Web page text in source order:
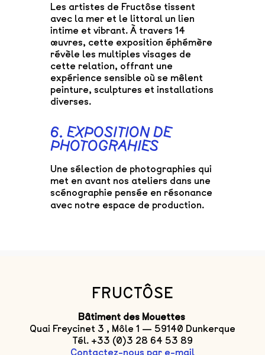
Les artistes de Fructôse tissent
avec la mer et le littoral un lien
intime et vibrant. À travers 14
œuvres, cette exposition éphémère
révèle les multiples visages de
cette relation, offrant une
expérience sensible où se mêlent
peinture, sculptures et installations
diverses.
6. EXPOSITION DE
PHOTOGRAHIES
Une sélection de photographies qui
met en avant nos ateliers dans une
scénographie pensée en résonance
avec notre espace de production.
FRUCTÔSE
Bâtiment des Mouettes
Quai Freycinet 3 , Môle 1 — 59140 Dunkerque
Tél. +33 (0)3 28 64 53 89
Contactez-nous par e-mail